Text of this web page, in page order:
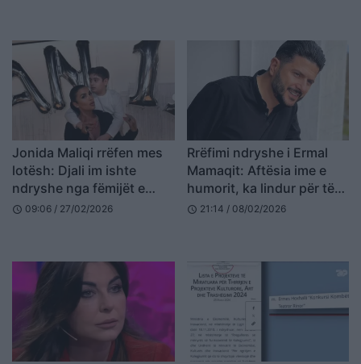
Jonida Maliqi rrëfen mes
lotësh: Djali im ishte
ndryshe nga fëmijët e
tjerë, doja t’i jepja fund
schedule 09:06 / 27/02/2026
Rrëfimi ndryshe i Ermal
Mamaqit: Aftësia ime e
humorit, ka lindur për të
shuar konfliktet në
schedule 21:14 / 08/02/2026